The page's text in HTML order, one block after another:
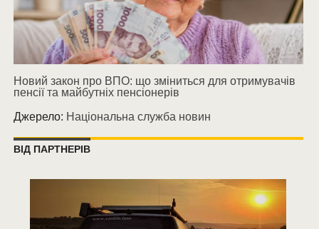
Новий закон про ВПО: що зміниться для отримувачів
пенсії та майбутніх пенсіонерів
Джерело: Національна служба новин
ВІД ПАРТНЕРІВ